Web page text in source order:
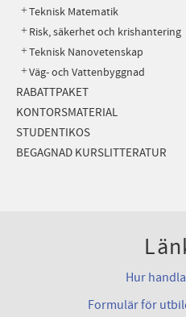
Teknisk Matematik
Risk, säkerhet och krishantering
Teknisk Nanovetenskap
Väg- och Vattenbyggnad
RABATTPAKET
KONTORSMATERIAL
STUDENTIKOS
BEGAGNAD KURSLITTERATUR
Hur
Formulär för